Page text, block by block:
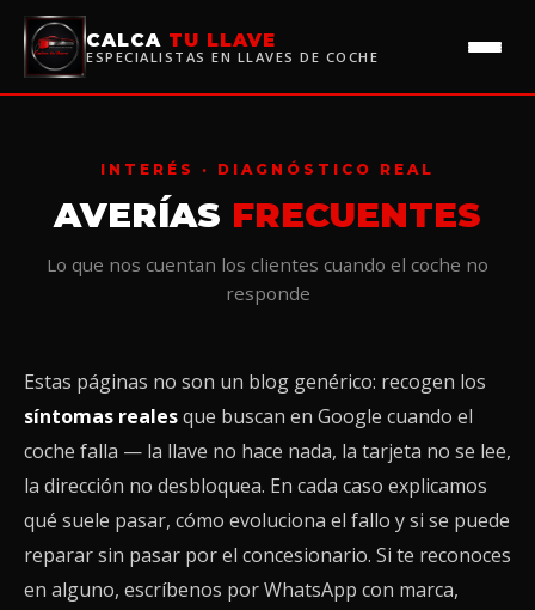
CALCA TU LLAVE
ESPECIALISTAS EN LLAVES DE COCHE
INTERÉS · DIAGNÓSTICO REAL
AVERÍAS FRECUENTES
Lo que nos cuentan los clientes cuando el coche no
responde
Estas páginas no son un blog genérico: recogen los
síntomas realesque buscan en Google cuando el
coche falla — la llave no hace nada, la tarjeta no se lee,
la dirección no desbloquea. En cada caso explicamos
qué suele pasar, cómo evoluciona el fallo y si se puede
reparar sin pasar por el concesionario. Si te reconoces
en alguno, escríbenos por WhatsApp con marca,